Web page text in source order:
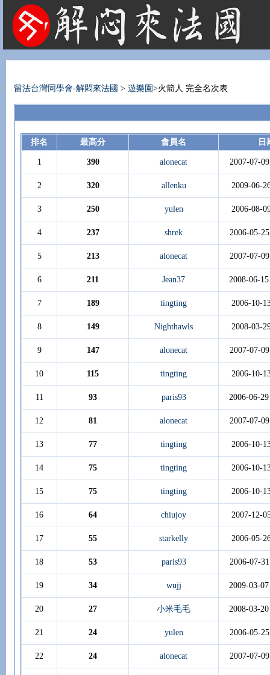
留法台灣同學會-解悶來法國 > 遊樂園>火箭人 完全名次表
排名 最高分 會員名 日
1 390 alonecat 2007-07-
2 320 allenku 2009-06-
3 250 yulen 2006-08-
4 237 shrek 2006-05-
5 213 alonecat 2007-07-
6 211 Jean37 2008-06-
7 189 tingting 2006-10-
8 149 Nighthawls 2008-03-
9 147 alonecat 2007-07-
10 115 tingting 2006-10-
11 93 paris93 2006-06-
12 81 alonecat 2007-07-
13 77 tingting 2006-10-
14 75 tingting 2006-10-
15 75 tingting 2006-10-
16 64 chiujoy 2007-12-
17 55 starkelly 2006-05-
18 53 paris93 2006-07-
19 34 wujj 2009-03-
20 27 小米毛毛 2008-03-
21 24 yulen 2006-05-
22 24 alonecat 2007-07-